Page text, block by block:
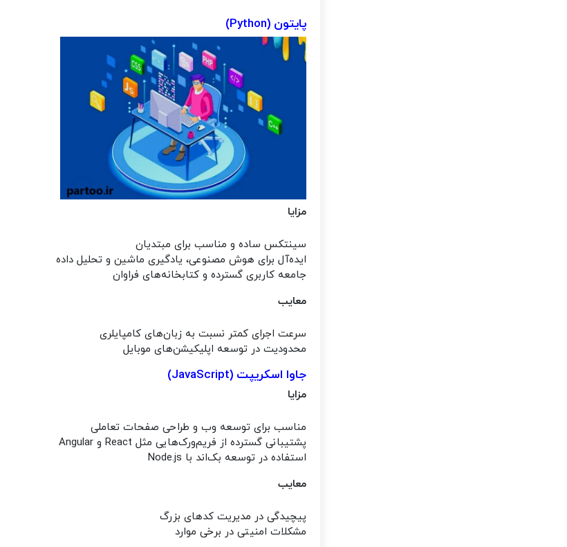
پایتون (Python)
مزایا
سینتکس ساده و مناسب برای مبتدیان
ایده‌آل برای هوش مصنوعی، یادگیری ماشین و تحلیل داده
جامعه کاربری گسترده و کتابخانه‌های فراوان
معایب
سرعت اجرای کمتر نسبت به زبان‌های کامپایلری
محدودیت در توسعه اپلیکیشن‌های موبایل
جاوا اسکریپت (JavaScript)
مزایا
مناسب برای توسعه وب و طراحی صفحات تعاملی
پشتیبانی گسترده از فریم‌ورک‌هایی مثل React و Angular
استفاده در توسعه بک‌اند با Node.js
معایب
پیچیدگی در مدیریت کدهای بزرگ
مشکلات امنیتی در برخی موارد